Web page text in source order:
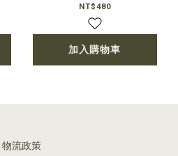
NT$480
加入購物車
物流政策